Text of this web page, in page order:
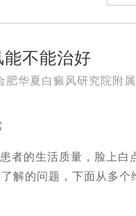
不能治好
肥华夏白癜风研究院附
者的生活质量，脸上白
解的问题，下面从多个